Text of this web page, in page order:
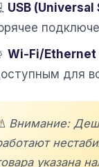
USB (Universal
Wi-Fi/Ethernet
для
Внимание:
указана